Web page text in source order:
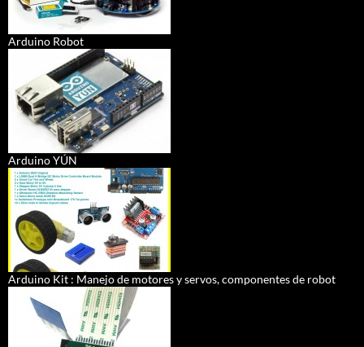
Arduino Robot
Arduino YÚN
Arduino Kit : Manejo de motores y servos, componentes de robot